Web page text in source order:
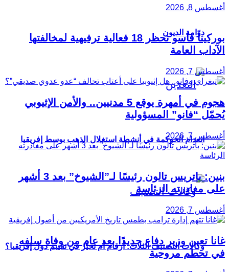
دوّامة الديون
انعدام الحوكمة في أنشطة استغلال الذهب بوسط إفريقيا
وكالات التصنيف الثلاث: أرقام أم تحيّز في تقييم دول إفريقيا؟
أغسطس 8, 2026
بوركينا فاسو تحظر 18 فعالية ترفيهية لمخالفتها
الآداب العامة
أغسطس 7, 2026
هجوم في أمهرة يوقع 5 مدنيين.. والأمن الإثيوبي
يُحمّل “فانو” المسؤولية
أغسطس 7, 2026
بنين: باتريس تالون رئيسًا لـ”الشيوخ” بعد 3 أشهر
على مغادرته الرئاسة
أغسطس 7, 2026
غانا تعين وزير دفاع جديدًا بعد عام من وفاة سلفه
في تحطم مروحية